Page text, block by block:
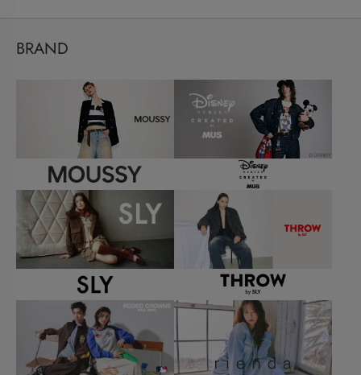
BRAND